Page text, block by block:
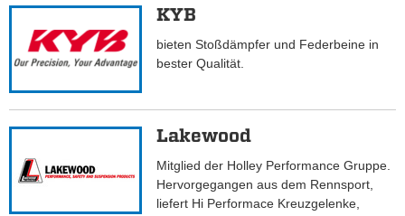
KYB
bieten Stoßdämpfer und Federbeine in
bester Qualität.
Lakewood
Mitglied der Holley Performance Gruppe.
Hervorgegangen aus dem Rennsport,
liefert Hi Performace Kreuzgelenke,